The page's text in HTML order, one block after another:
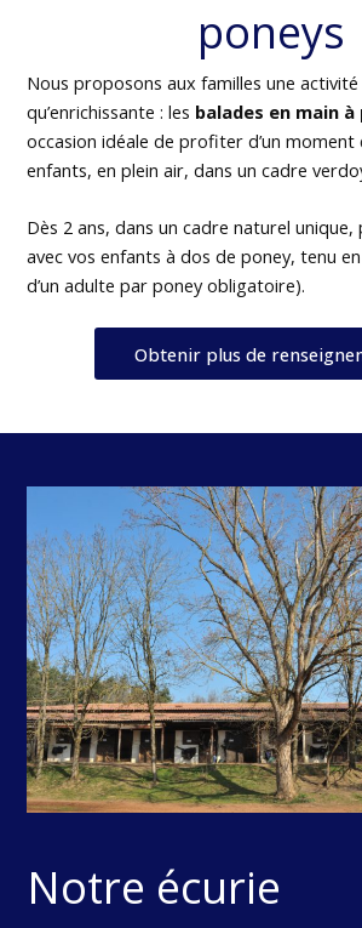
poneys
Nous proposons aux familles une activité
qu’enrichissante : les balades en main à
occasion idéale de profiter d’un moment
enfants, en plein air, dans un cadre
Dès 2 ans, dans un cadre naturel unique,
avec vos enfants à dos de poney, tenu
d’un adulte par poney obligatoire).
Obtenir plus de
Notre écurie